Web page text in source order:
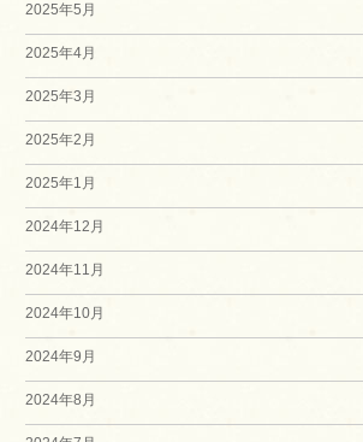
2025年5月
2025年4月
2025年3月
2025年2月
2025年1月
2024年12月
2024年11月
2024年10月
2024年9月
2024年8月